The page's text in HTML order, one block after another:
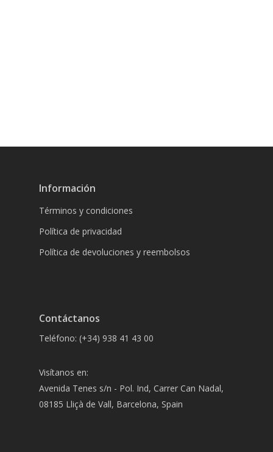
Información
Términos y condiciones
Política de privacidad
Política de devoluciones y reembolsos
Contáctanos
Teléfono: (+34) 938 41 43 00
Visítanos en:
Avenida Tenes s/n - Pol. Ind, Carrer Can Nadal,
08185 Lliçà de Vall, Barcelona, Spain